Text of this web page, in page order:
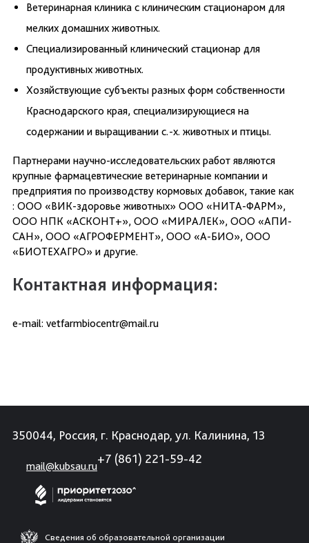
Ветеринарная клиника с клиническим стационаром для
мелких домашних животных.
Специализированный клинический стационар для
продуктивных животных.
Хозяйствующие субъекты разных форм собственности
Краснодарского края, специализирующиеся на
содержании и выращивании с.-х. животных и птицы.
Партнерами научно-исследовательских работ являются
крупные фармацевтические ветеринарные компании и
предприятия по производству кормовых добавок, такие как
: ООО «ВИК-здоровье животных» ООО «НИТА-ФАРМ»,
ООО НПК «АСКОНТ+», ООО «МИРАЛЕК», ООО «АПИ-
САН», ООО «АГРОФЕРМЕНТ», ООО «А-БИО», ООО
«БИОТЕХАГРО» и другие.
Контактная информация:
e-mail: vetfarmbiocentr@mail.ru
350044, Россия, г. Краснодар, ул. Калинина, 13
mail@kubsau.ru
+7 (861) 221-59-42
Сведения об образовательной организации